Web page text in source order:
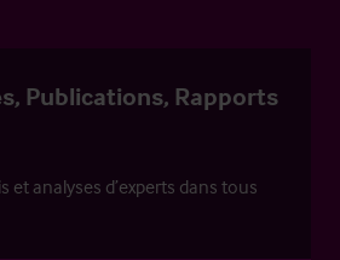
Publications, Rapports
et analyses d’experts dans tous